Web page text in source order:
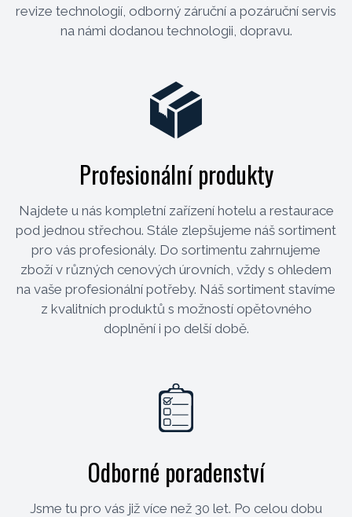
revize technologií, odborný záruční a pozáruční servis
na námi dodanou technologii, dopravu.
Profesionální produkty
Najdete u nás kompletní zařízení hotelu a restaurace
pod jednou střechou. Stále zlepšujeme náš sortiment
pro vás profesionály. Do sortimentu zahrnujeme
zboží v různých cenových úrovních, vždy s ohledem
na vaše profesionální potřeby. Náš sortiment stavíme
z kvalitních produktů s možností opětovného
doplnění i po delší době.
Odborné poradenství
Jsme tu pro vás již více než 30 let. Po celou dobu